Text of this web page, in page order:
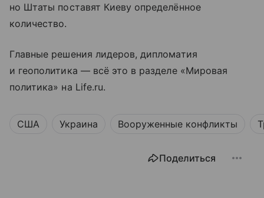
но Штаты поставят Киеву определённое
количество.
Главные решения лидеров, дипломатия
и геополитика — всё это в разделе «Мировая
политика» на Life.ru.
США Украина Вооруженные конфликты
Поделиться